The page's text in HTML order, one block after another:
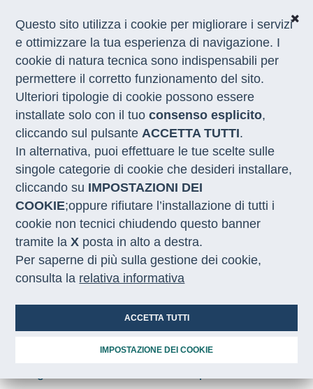
CHI SIAMO
COSA FACCIAMO
I NOSTRI SERVIZI
MEDIA
CON LE REGIONI
Home / Rapporti
Rapporti
Famiglia e Lavoro - Rapporto annuale 2025
Negli ultimi tre anni la ripresa occupazionale ha
2024 i nuclei con occupati sono aumentati da 15
a 15,5 milioni, mentre quelli senza occupati sono
diminuiti di oltre 680 mila unità. Crescono
Questo sito utilizza i cookie per migliorare i servizi
e ottimizzare la tua esperienza di navigazione. I
cookie di natura tecnica sono indispensabili per
permettere il corretto funzionamento del sito.
Ulteriori tipologie di cookie possono essere
installate solo con il tuoconsenso esplicito,
cliccando sul pulsanteACCETTA TUTTI.
In alternativa, puoi effettuare le tue scelte sulle
singole categorie di cookie che desideri installare,
cliccando su IMPOSTAZIONI DEI
COOKIE;oppure rifiutare l’installazione di tutti i
cookie non tecnici chiudendo questo banner
tramite laX posta in alto a destra.
Per saperne di più sulla gestione dei cookie,
consulta la relativa informativa
ACCETTA TUTTI
IMPOSTAZIONE DEI COOKIE